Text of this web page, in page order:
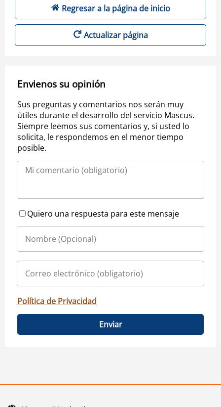
Regresar a la página de inicio
Actualizar página
Envienos su opinión
Sus preguntas y comentarios nos serán muy
útiles durante el desarrollo del servicio Mascus.
Siempre leemos sus comentarios y, si usted lo
solicita, le respondemos en el menor tiempo
posible.
Quiero una respuesta para este mensaje
Política de Privacidad
Enviar